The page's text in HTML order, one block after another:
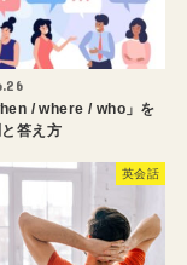
/ where / who」を
答え方
英会話